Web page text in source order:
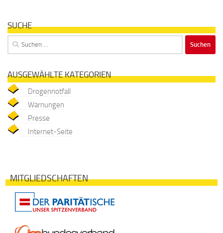
SUCHE
Suchen
nach:
AUSGEWÄHLTE KATEGORIEN
Drogennotfall
Warnungen
Presse
Internet-Seite
MITGLIEDSCHAFTEN